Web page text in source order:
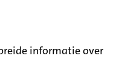
informatie over